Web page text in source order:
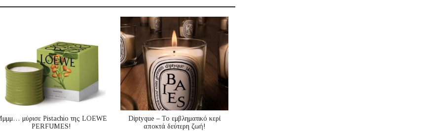
μύρισε Pistachio της LOEWE
PERFUMES!
Diptyque – Το εμβληματικό κερί
αποκτά δεύτερη ζωή!